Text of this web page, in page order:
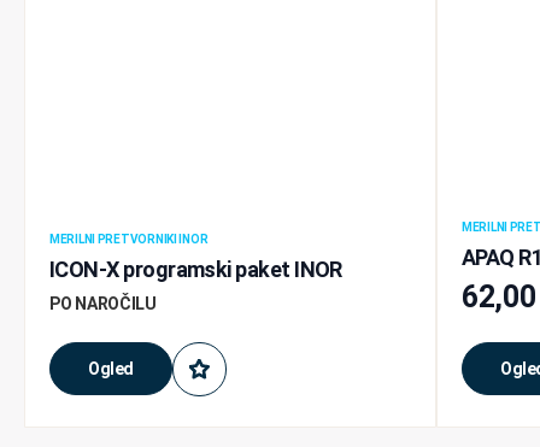
MERILNI PRETVORNIKI INOR
ICON-X programski paket INOR
Ogled
PO NAROČILU
MERILNI
APAQ